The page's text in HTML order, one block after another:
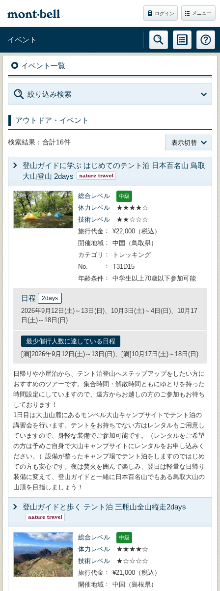
ログイン メニュー
イベント
イベント一覧
絞り込み検索
アウトドア・イベント
検索結果：合計16件 表示切替
登山ガイドに学ぶ はじめてのテント泊 日本百名山 鳥取
大山登山 2days
総合レベル 中級
体力レベル
★★★★☆
技術レベル
★★☆☆☆
旅行代金
¥22,000（税込）
開催地域
中国（鳥取県）
カテゴリ
トレッキング
No.
T31D15
年齢条件
中学生以上70歳以下参加可能
日程 2days
2026年9月12日(土)～13日(日)、10月3日(土)～4日(日)、10月17
日(土)～18日(日)
最少催行人数に達している日程
[満]2026年9月12日(土)～13日(日)、[満]10月17日(土)～18日(日)
日帰りや小屋泊から、テント泊登山へステップアップをしたい方に
おすすめのツアーです。集合時間・解散時間ともにゆとりを持った
時間設定にしていますので、遠方からお越しの方のご参加もお待ち
しております！
1日目は大山山麓にあるモンベル大山キャンプサイトでテント泊の
講習会を行います。テントをお持ちでない方はレンタルもご用意し
ていますので、身軽な装備でご参加可能です。（レンタルをご希望
の方は予めご自身で大山キャンプサイトにレンタルをお申し込みく
ださい。）設備が整ったキャンプ場でテント泊をしますのではじめ
ての方も安心です。夜は焚火を囲んで楽しみ、翌日は軽量な日帰り
装備に変えて、登山ガイドと一緒に日本百名山でもある鳥取大山の
山頂を目指しましょう！
登山ガイドと歩く テント泊 三瓶山全山縦走2days
総合レベル 中級
体力レベル
★★★★☆
技術レベル
★☆☆☆☆
旅行代金
¥21,000（税込）
開催地域
中国（島根県）